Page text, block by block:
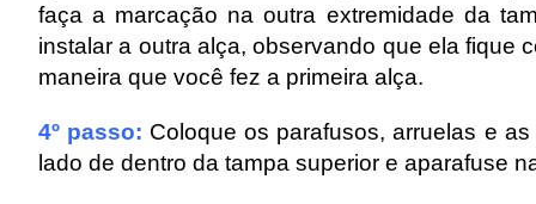
faça a marcação na outra extremidade da
instalar a outra alça, observando que ela fique
maneira que você fez a primeira alça.
4º passo: Coloque os parafusos, arruelas e
lado de dentro da tampa superior e aparafuse